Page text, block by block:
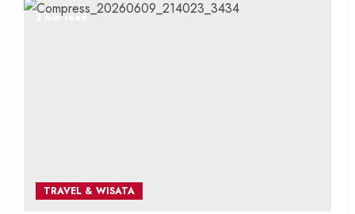
Berita Daerah SOSIAL
2 min read
TRAVEL & WISATA